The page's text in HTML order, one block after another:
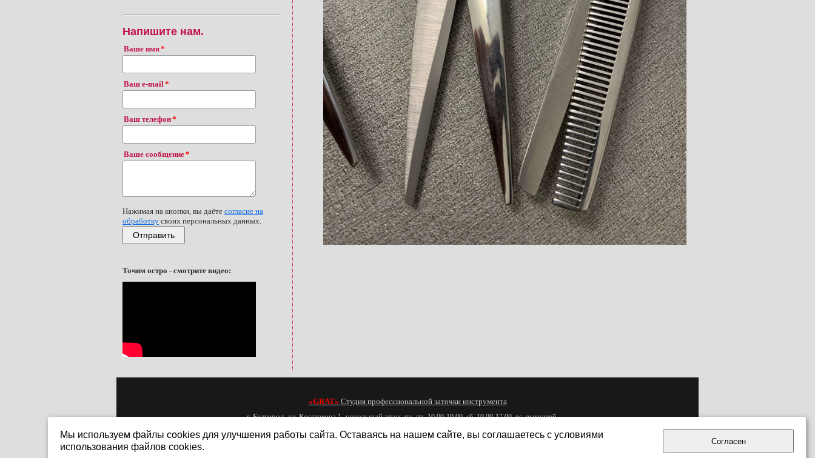
Напишите нам.
Ваше имя
Ваш e-mail
Ваш телефон
Ваше сообщение
Нажимая на кнопки, вы даёте согласие на
обработку своих персональных данных.
Отправить
Точим остро - смотрите видео:
«GRAT» Студия профессиональной заточки инструмента
г. Белгород, ул. Костюкова 1, цокольный этажпн.-пт. 10.00-19.00, сб. 10.00-17.00, вс. выходной
Мы используем файлы cookies для улучшения работы сайта. Оставаясь на нашем сайте, вы соглашаетесь с условиями
использования файлов cookies.
Согласен